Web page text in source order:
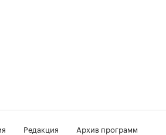
Редакция
Архив программ